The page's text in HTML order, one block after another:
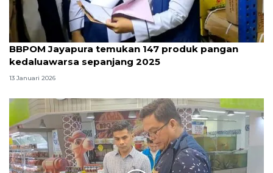
BBPOM Jayapura temukan 147 produk pangan
kedaluawarsa sepanjang 2025
13 Januari 2026